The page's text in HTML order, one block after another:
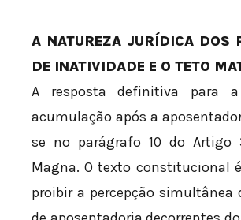
A NATUREZA JURÍDICA DOS
DE INATIVIDADE E O TETO
A resposta definitiva para
acumulação após a
se no parágrafo 10 do Artigo
Magna. O texto constitucional
proibir a percepção simultânea